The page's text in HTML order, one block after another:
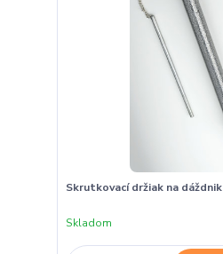
Skrutkovací držiak na dáždnik
Skladom